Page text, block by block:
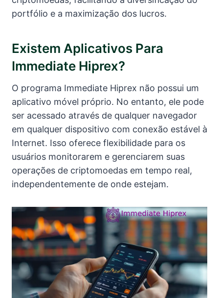
portfólio e a maximização dos lucros.
Existem Aplicativos Para
Immediate Hiprex?
O programa Immediate Hiprex não possui um
aplicativo móvel próprio. No entanto, ele pode
ser acessado através de qualquer navegador
em qualquer dispositivo com conexão estável à
Internet. Isso oferece flexibilidade para os
usuários monitorarem e gerenciarem suas
operações de criptomoedas em tempo real,
independentemente de onde estejam.